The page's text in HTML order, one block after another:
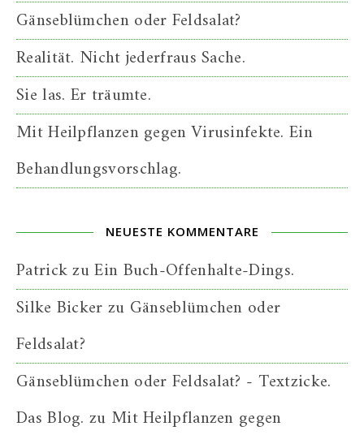
Gänseblümchen oder Feldsalat?
Realität. Nicht jederfraus Sache.
Sie las. Er träumte.
Mit Heilpflanzen gegen Virusinfekte. Ein
Behandlungsvorschlag.
NEUESTE KOMMENTARE
PatrickzuEin Buch-Offenhalte-Dings.
Silke Bickerzu Gänseblümchen oder
Feldsalat?
Gänseblümchen oder Feldsalat? - Textzicke.
Das Blog. zu Mit Heilpflanzen gegen